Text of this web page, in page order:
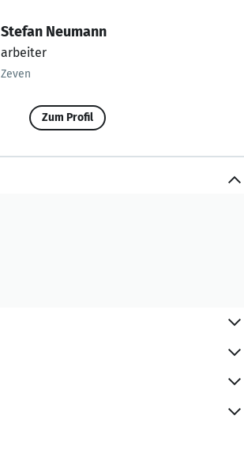
Stefan Neumann
arbeiter
Zeven
Zum Profil